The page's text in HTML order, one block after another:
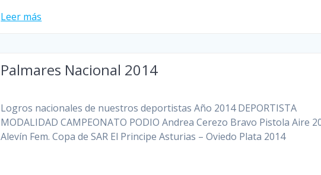
Leer más
Palmares Nacional 2014
Logros nacionales de nuestros deportistas Año 2014 DEPORTISTA
MODALIDAD CAMPEONATO PODIO Andrea Cerezo Bravo Pistola Aire
Alevín Fem. Copa de SAR El Principe Asturias – Oviedo Plata 2014